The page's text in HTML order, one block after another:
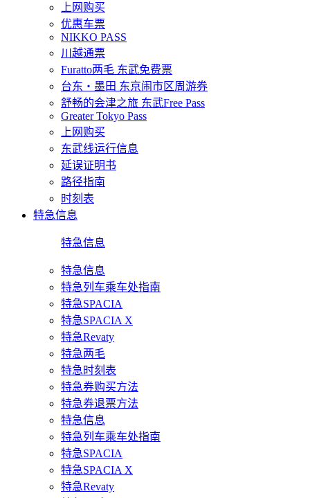
上网购买
优惠车票
NIKKO PASS
川越通票
Furatto两毛 东武免费票
台东・墨田 东京闹市区周游券
舒畅的会津之旅 东武Free Pass
Greater Tokyo Pass
上网购买
东武线运行信息
延误证明书
路径指南
时刻表
特急信息
特急信息
特急信息
特急列车乘车处指南
特急SPACIA
特急SPACIA X
特急Revaty
特急两毛
特急时刻表
特急券购买方法
特急券退票方法
特急信息
特急列车乘车处指南
特急SPACIA
特急SPACIA X
特急Revaty